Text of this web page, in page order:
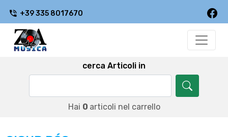
+39 335 8017670
cerca Articoli in
Hai 0 articoli nel carrello